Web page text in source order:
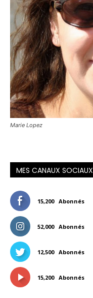
Marie Lopez
MES CANAUX SOCIAUX
15,200 Abonnés
52,000 Abonnés
12,500 Abonnés
15,200 Abonnés